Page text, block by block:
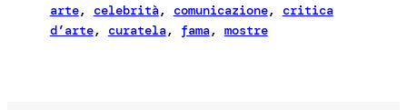
arte, celebrità, comunicazione, critica
d’arte, curatela, fama, mostre